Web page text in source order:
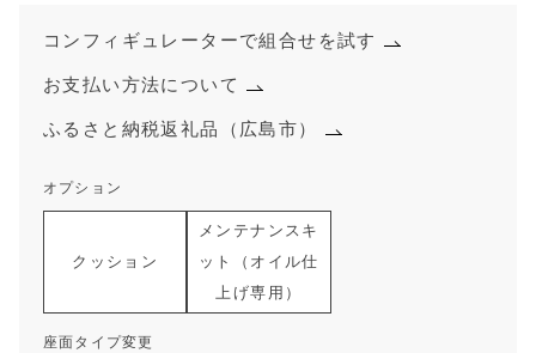
オプション
クッション
メンテナンスキ
ット（オイル仕
上げ専用）
座面タイプ変更
コンフィギュレーターで組合せを試す
お支払い方法について
ふるさと納税返礼品（広島市）